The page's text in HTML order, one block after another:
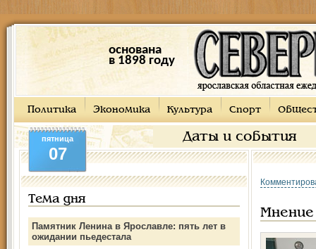
основана
в 1898 году
Политика Экономика Культура Спорт
Даты и события
пятница
07
Тема дня
Памятник Ленина в Ярославле: пять лет в
ожидании пьедестала
Мнение